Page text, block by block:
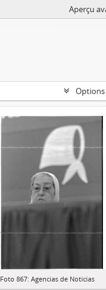
Aperçu
Options
Foto 867: Agencias de Noticias